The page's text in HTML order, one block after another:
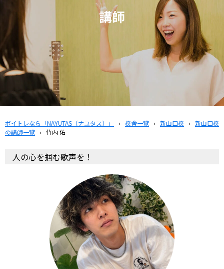
講師
ボイトレなら「NAYUTAS（ナユタス）」 › 校舎一覧 › 新山口校 › 新山口校
の講師一覧 › 竹内 佑
人の心を掴む歌声を！